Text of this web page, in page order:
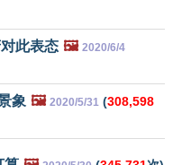
此表态 🖼️ 2020/6/4
象 🖼️ 2020/5/31 (308,598